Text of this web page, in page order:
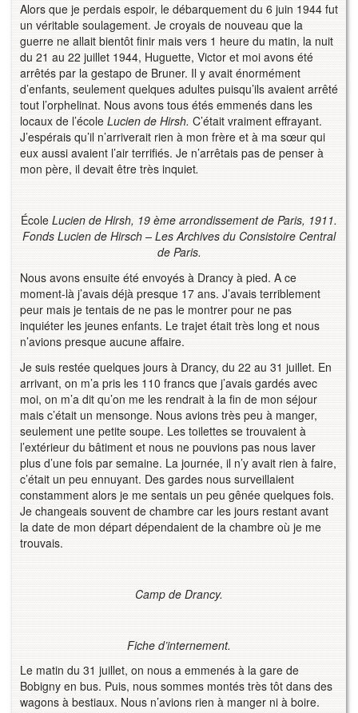
Alors que je perdais espoir, le débarquement du 6 juin 1944 fut
un véritable soulagement. Je croyais de nouveau que la
guerre ne allait bientôt finir mais vers 1 heure du matin, la nuit
du 21 au 22 juillet 1944, Huguette, Victor et moi avons été
arrêtés par la gestapo de Bruner. Il y avait énormément
d’enfants, seulement quelques adultes puisqu’ils avaient arrêté
tout l’orphelinat. Nous avons tous étés emmenés dans les
locaux de l’école Lucien de Hirsh. C’était vraiment effrayant.
J’espérais qu’il n’arriverait rien à mon frère et à ma sœur qui
eux aussi avaient l’air terrifiés. Je n’arrêtais pas de penser à
mon père, il devait être très inquiet.
École Lucien de Hirsh, 19 ème arrondissement de Paris, 1911.
Fonds Lucien de Hirsch – Les Archives du Consistoire Central
de Paris.
Nous avons ensuite été envoyés à Drancy à pied. A ce
moment-là j’avais déjà presque 17 ans. J’avais terriblement
peur mais je tentais de ne pas le montrer pour ne pas
inquiéter les jeunes enfants. Le trajet était très long et nous
n’avions presque aucune affaire.
Je suis restée quelques jours à Drancy, du 22 au 31 juillet. En
arrivant, on m’a pris les 110 francs que j’avais gardés avec
moi, on m’a dit qu’on me les rendrait à la fin de mon séjour
mais c’était un mensonge. Nous avions très peu à manger,
seulement une petite soupe. Les toilettes se trouvaient à
l’extérieur du bâtiment et nous ne pouvions pas nous laver
plus d’une fois par semaine. La journée, il n’y avait rien à faire,
c’était un peu ennuyant. Des gardes nous surveillaient
constamment alors je me sentais un peu gênée quelques fois.
Je changeais souvent de chambre car les jours restant avant
la date de mon départ dépendaient de la chambre où je me
trouvais.
Camp de Drancy.
Fiche d’internement.
Le matin du 31 juillet, on nous a emmenés à la gare de
Bobigny en bus. Puis, nous sommes montés très tôt dans des
wagons à bestiaux. Nous n’avions rien à manger ni à boire.